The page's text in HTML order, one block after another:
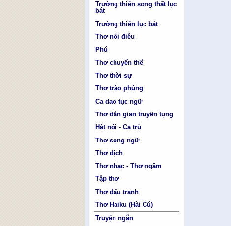
Trường thiên song thất lục
bát
Trường thiên lục bát
Thơ nối điêu
Phú
Thơ chuyển thể
Thơ thời sự
Thơ trào phúng
Ca dao tục ngữ
Thơ dân gian truyền tụng
Hát nói - Ca trù
Thơ song ngữ
Thơ dịch
Thơ nhạc - Thơ ngâm
Tập thơ
Thơ đấu tranh
Thơ Haiku (Hài Cú)
Truyện ngắn